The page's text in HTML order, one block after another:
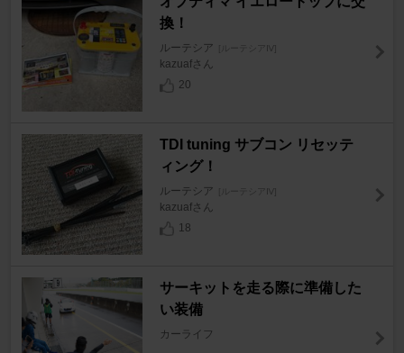
換！
ルーテシア [ルーテシアⅣ]
kazuafさん
20
TDI tuning サブコン リセッテ
ィング！
ルーテシア [ルーテシアⅣ]
kazuafさん
18
サーキットを走る際に準備した
い装備
カーライフ